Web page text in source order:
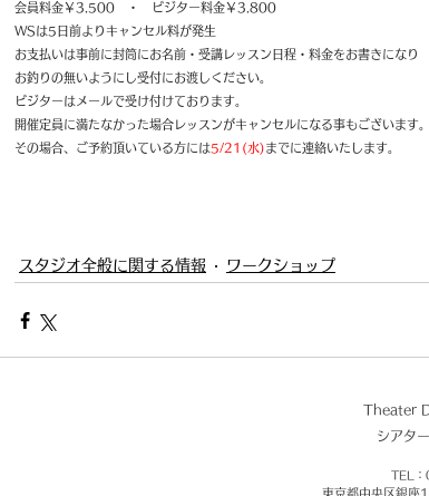
会員料金￥3.500　・　ビジター料金￥3.800
WSは5日前よりキャンセル料が発生
お支払いは事前に封筒にお名前・受講レッスン日程・料金をお書きになり
お釣りの無いようにし受付にお渡しください。
ビジターはメールで受け付けております。
開催定員に満たなかった場合レッスンがキャンセルになる事もございます。
その場合、ご予約頂いている方には5/21(水)までに連絡いたします。
スタジオ全般に関する情報 ワークショップ
Theater
シアタ
TEL
東京都中央区銀座